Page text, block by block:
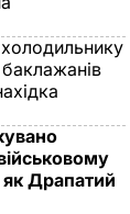
як Драпатий